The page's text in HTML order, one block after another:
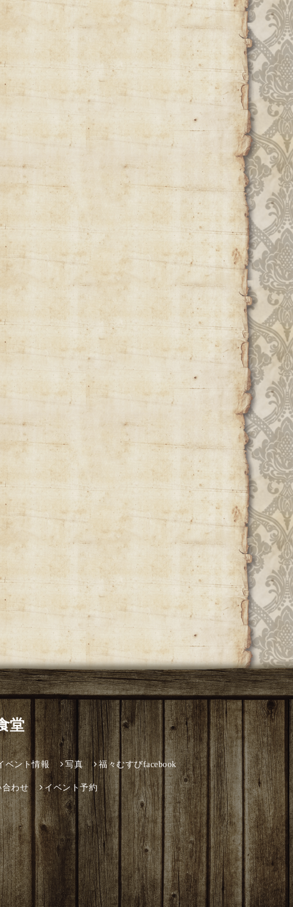
堂
ベント情報 写真 福々むすびfacebook
合わせ イベント予約